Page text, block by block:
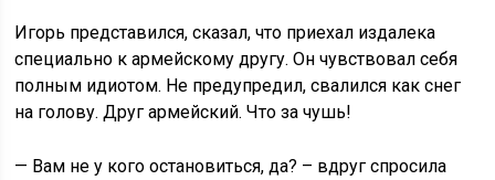
Игорь представился, сказал, что приехал издалека
специально к армейскому другу. Он чувствовал себя
полным идиотом. Не предупредил, свалился как снег
на голову. Друг армейский. Что за чушь!
— Вам не у кого остановиться, да? – вдруг спросила